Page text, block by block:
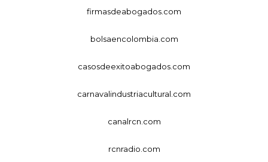
firmasdeabogados.com
bolsaencolombia.com
casosdeexitoabogados.com
carnavalindustriacultural.com
canalrcn.com
rcnradio.com